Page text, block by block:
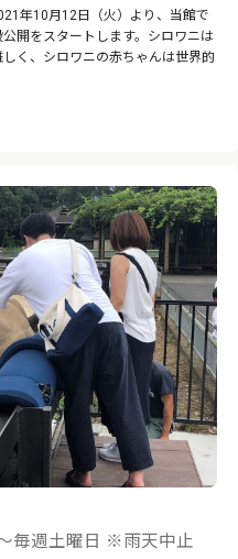
年10月12日（火）より、当館で
開をスタートします。シロワニは
く、シロワニの赤ちゃんは世界的
毎週土曜日 ※雨天中止